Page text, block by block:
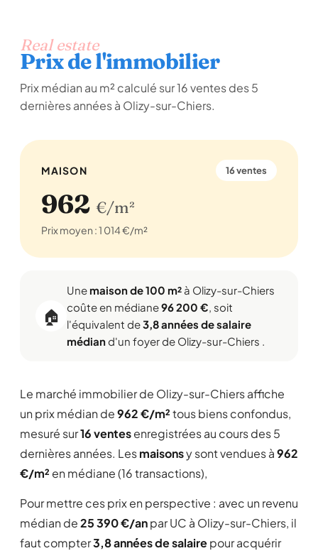
Real estate
Prix de l'immobilier
Prix médian au m² calculé sur 16 ventes des 5
dernières années à Olizy-sur-Chiers.
MAISON 16 ventes
962 €/m²
Prix moyen : 1 014 €/m²
🏠
Une maison de 100 m² à Olizy-sur-Chiers
coûte en médiane96 200 €, soit
l'équivalent de3,8 années de salaire
médiand'un foyer de Olizy-sur-Chiers .
Le marché immobilier de Olizy-sur-Chiers affiche
un prix médian de962 €/m²tous biens confondus,
mesuré sur16 ventesenregistrées au cours des 5
dernières années. Lesmaisonsy sont vendues à962
€/m² en médiane (16 transactions),
Pour mettre ces prix en perspective : avec un revenu
médian de25 390 €/anpar UC à Olizy-sur-Chiers, il
faut compter3,8 années de salairepour acquérir